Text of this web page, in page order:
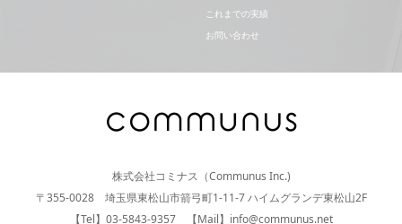
これまでの実績
お問い合わせ
株式会社コミナス（Communus Inc.)
〒355-0028 埼玉県東松山市箭弓町1-11-7 ハイムグランデ東松山2F
【Tel】03-5843-9357 【Mail】info@communus.net